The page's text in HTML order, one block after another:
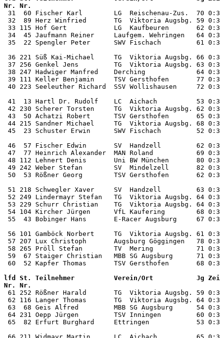
Nr. Nr.
31  60 Fischer Karl        LG  Reischenau-Zus.
32  89 Herz Winfried       TG  Viktoria Augsbg.
33 115 Hof Gert            LG  Kaufbeuren
34  45 Jaufmann Reiner     Laufgem.
35  22 Spengler Peter      SWV Fischach
36 221 Süß Kai-Michael     TG  Viktoria
37 256 Genkel Jens         TG  Viktoria
38 247 Hadwiger Manfred    Derching
39 111 Keller Benjamin     TSV Gersthofen
40 223 Seeleuther Richard  SSV Wollishausen
41  13 Hartl Dr. Rudolf    LC  Aichach
42 230 Scherer Torsten     TG  Viktoria
43  50 Achatzi Robert      TSV Gersthofen
44 215 Sandner Michael     TG  Viktoria
45  23 Schuster Erwin      SWV Fischach
46  57 Fischer Edwin       SV  Handzell
47  77 Heinrich Alexander  MAN Roland
48 112 Lehnert Denis       Uni BW München
49 242 Weber Stefan        SV  Mindelzell
50  53 Rößner Georg        TSV Gersthofen
51 218 Schwegler Xaver     SV  Handzell
52 249 Lindermayr Stefan   TG  Viktoria
53 229 Schurr Christian    TG  Viktoria
54 104 Kircher Jürgen      VfL Kaufering
55  43 Bobinger Hans       E-Racer Augsburg
56 101 Gamböck Norbert     TG  Viktoria
57 207 Lux Christoph       Augsburg Göggingen
58 265 Pröll Stefan        TV  Mering
59  67 Staiger Christian   MBB SG Augsburg
lfd St. Teilnehmer          Verein/Ort           Jg Zeit
Nr. Nr.
61 252 Rößner Harald       TG  Viktoria
62 116 Langer Thomas       TG  Viktoria
63  68 Geis Alfred         MBB SG Augsburg
64 231 Oepp Jürgen         TSV Inningen
65  82 Erfurt Burghard     Ettringen